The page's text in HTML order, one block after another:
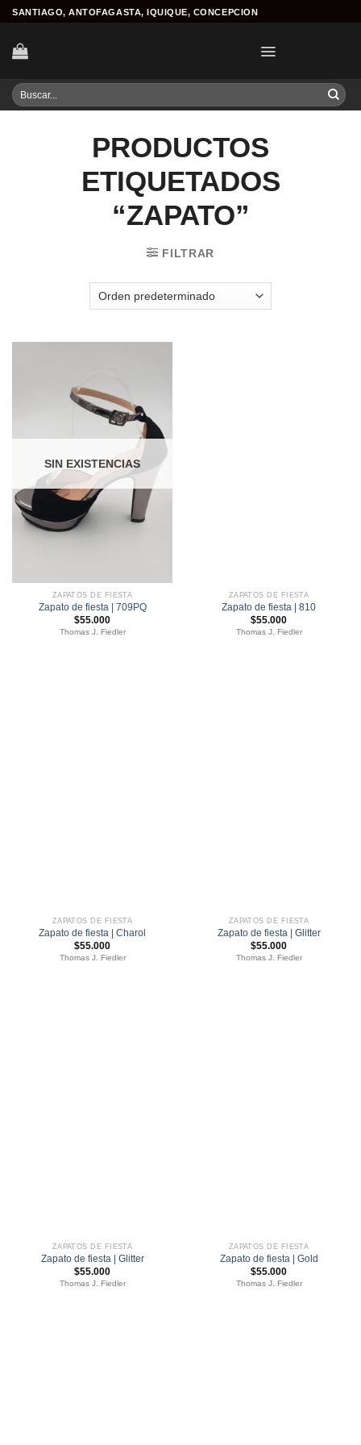
Skip
content
SANTIAGO, ANTOFAGASTA, IQUIQUE, CONCEPCION
Buscar
por:
PRODUCTOS
ETIQUETADOS
“ZAPATO”
FILTRAR
SIN EXISTENCIAS
ZAPATOS DE FIESTA
Zapato de fiesta | 709PQ
$55.000
Thomas J. Fiedler
ZAPATOS DE FIESTA
Zapato de fiesta | 810
$55.000
Thomas J. Fiedler
ZAPATOS DE FIESTA
Zapato de fiesta | Charol
$55.000
Thomas J. Fiedler
ZAPATOS DE FIESTA
Zapato de fiesta | Glitter
$55.000
Thomas J. Fiedler
ZAPATOS DE FIESTA
Zapato de fiesta | Glitter
$55.000
Thomas J. Fiedler
ZAPATOS DE FIESTA
Zapato de fiesta | Gold
$55.000
Thomas J. Fiedler